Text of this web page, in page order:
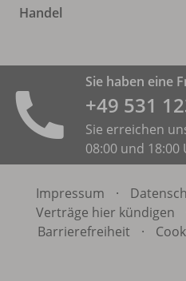
Handel
Sie haben eine
+49 531
Sie erreichen
08:00 und 18:00
Impressum ·
Verträge hier kündigen
Barrierefreiheit
·